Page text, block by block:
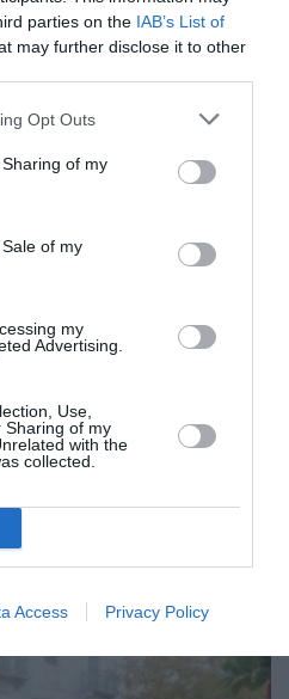
parties on the IAB’s List of
may further disclose it to other
Opt Outs
of my
of my
my
Advertising.
Use,
Sharing of my
with the
collected.
Access Privacy Policy
στην επέτειο
Γρηγορόπουλου
είχε δημιουργηθεί από
με τη νέα απαγόρευση